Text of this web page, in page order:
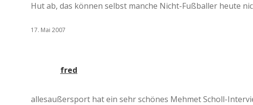
Hut ab, das können selbst manche Nicht-Fußballer heute
17. Mai 2007
fred
allesaußersport hat ein sehr schönes Mehmet Scholl-